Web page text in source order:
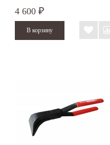
4 600 ₽